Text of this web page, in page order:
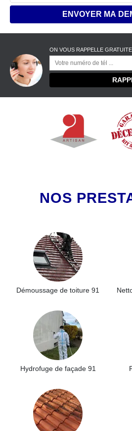
ON VOUS RAPPELLE
NOS
Démoussage de toiture 91
Hydrofuge de façade 91